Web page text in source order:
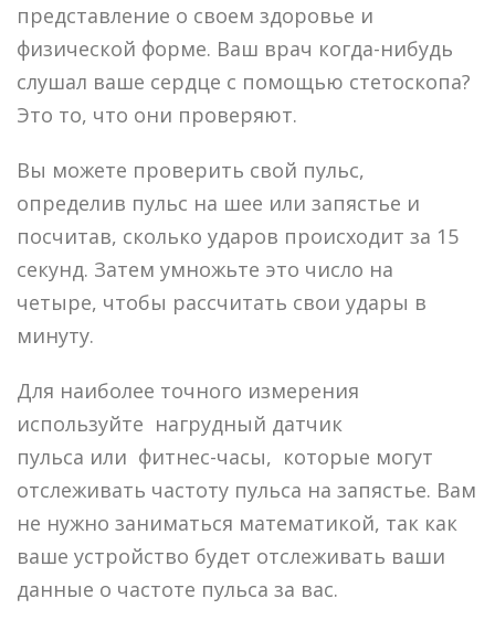
представление о своем здоровье и
физической форме. Ваш врач когда-нибудь
слушал ваше сердце с помощью стетоскопа?
Это то, что они проверяют.
Вы можете проверить свой пульс,
определив пульс на шее или запястье и
посчитав, сколько ударов происходит за 15
секунд. Затем умножьте это число на
четыре, чтобы рассчитать свои удары в
минуту.
Для наиболее точного измерения
используйте нагрудный датчик
пульса или фитнес-часы, которые могут
отслеживать частоту пульса на запястье. Вам
не нужно заниматься математикой, так как
ваше устройство будет отслеживать ваши
данные о частоте пульса за вас.